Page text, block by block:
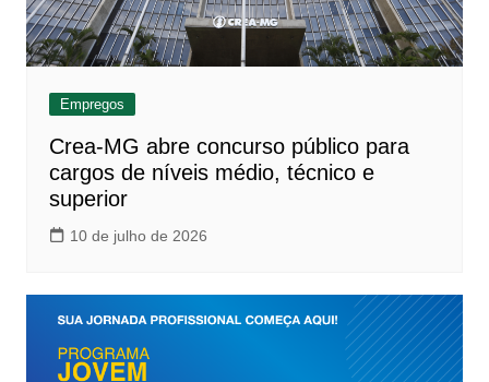
Empregos
Crea-MG abre concurso público para
cargos de níveis médio, técnico e
superior
10 de julho de 2026